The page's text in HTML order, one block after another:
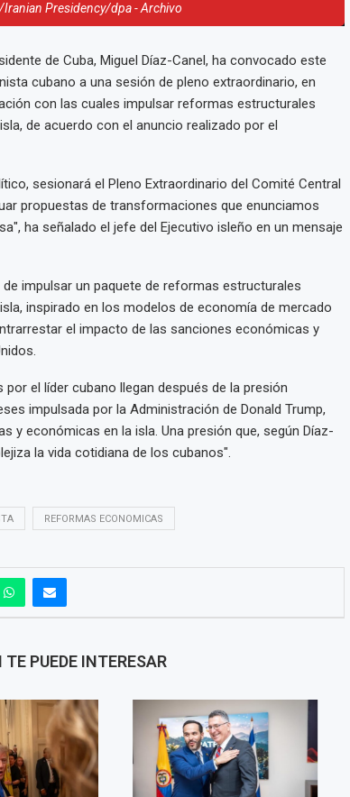
Iranian Presidency/dpa - Archivo
de Cuba, Miguel Díaz-Canel, ha convocado este
cubano a una sesión de pleno extraordinario, en
con las cuales impulsar reformas estructurales
de acuerdo con el anuncio realizado por el
sesionará el Pleno Extraordinario del Comité Central
propuestas de transformaciones que enunciamos
ha señalado el jefe del Ejecutivo isleño en un mensaje
impulsar un paquete de reformas estructurales
inspirado en los modelos de economía de mercado
el impacto de las sanciones económicas y
el líder cubano llegan después de la presión
impulsada por la Administración de Donald Trump,
y económicas en la isla. Una presión que, según Díaz-
la vida cotidiana de los cubanos".
REFORMAS ECONOMICAS
PUEDE INTERESAR